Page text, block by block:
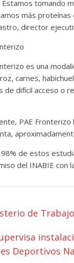
Estamos tomando
más proteínas
director
es una
carnes,
de difícil acceso o
PAE
de estos
del INABIE con
de Trabajo
Deportivos